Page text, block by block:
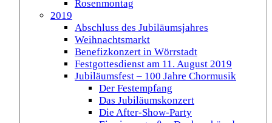
Rosenmontag
2019
Abschluss des Jubiläumsjahres
Weihnachtsmarkt
Benefizkonzert in Wörrstadt
Festgottesdienst am 11. August 2019
Jubiläumsfest – 100 Jahre Chormusik
Der Festempfang
Das Jubiläumskonzert
Die After-Show-Party